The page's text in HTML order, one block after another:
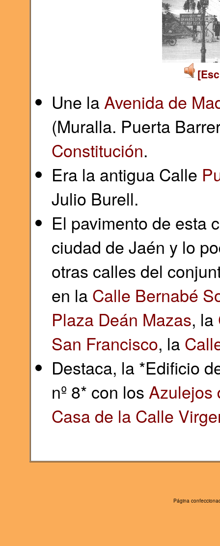
Une laAvenida de
(Muralla. Puerta
Constitución.
Era la antigua Calle
Julio Burell.
El pavimento de esta
ciudad de Jaén y lo
otras calles del
en la Calle Bernabé
Plaza Deán Mazas, la
San Francisco, la
Destaca, la *Edificio
nº 8* con los Azulejos
Casa de la Calle
Página